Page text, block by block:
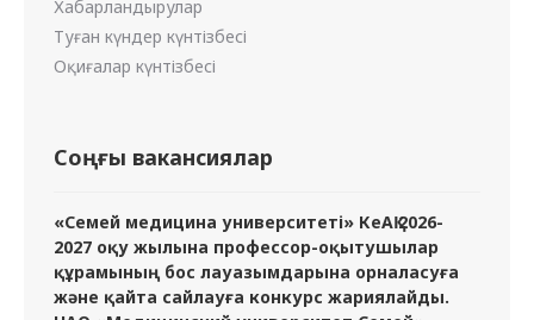
Хабарландырулар
Туған күндер күнтізбесі
Оқиғалар күнтізбесі
Соңғы вакансиялар
«Семей медицина университеті» КеАҚ 2026-
2027 оқу жылына профессор-оқытушылар
құрамының бос лауазымдарына орналасуға
және қайта сайлауға конкурс жариялайды.